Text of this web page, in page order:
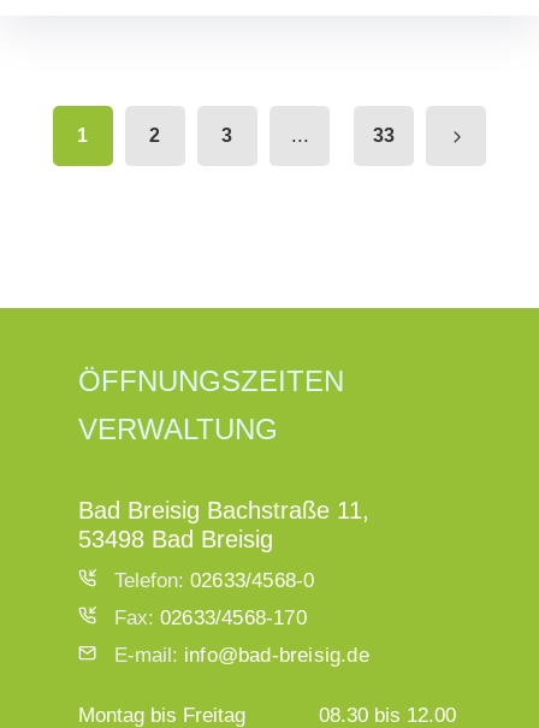
1 2 3 ... 33
ÖFFNUNGSZEITEN
VERWALTUNG
Bad Breisig Bachstraße 11,
53498 Bad Breisig
Telefon: 02633/4568-0
Fax: 02633/4568-170
E-mail: info@bad-breisig.de
Montag bis Freitag
08.30 bis 12.00